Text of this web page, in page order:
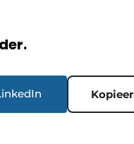
Kopieer